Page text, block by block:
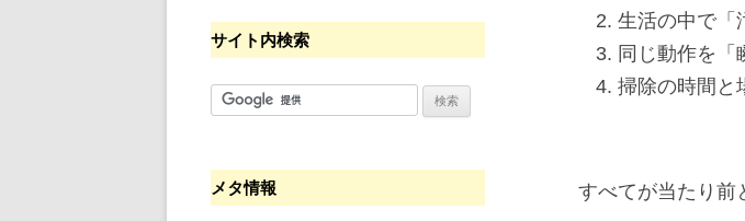
生活の中で「
同じ動作を「
掃除の時間と
すべてが当たり前
サイト内検索
メタ情報